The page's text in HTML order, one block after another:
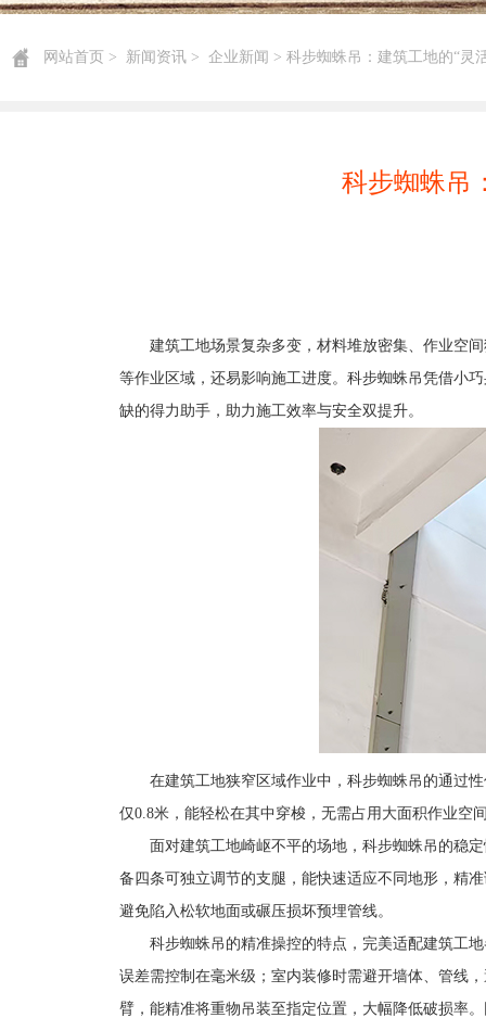
网站首页 > 新闻资讯 > 企业新闻 > 科步蜘蛛吊：建筑工地的“灵
科步蜘蛛吊
建筑工地场景复杂多变，材料堆放密集、作业空
等作业区域，还易影响施工进度。 科步蜘蛛吊凭借小
缺的得力助手，助力施工效率与安全双提升。
在建筑工地狭窄区域作业中，科步蜘蛛吊的通过
仅0.8米，能轻松在其中穿梭，无需占用大面积作业空
面对建筑工地崎岖不平的场地，科步蜘蛛吊的稳
备四条可独立调节的支腿，能快速适应不同地形，精
避免陷入松软地面或碾压损坏预埋管线。
科步蜘蛛吊 的精准操控的特点，完美适配建筑工
误差需控制在毫米级；室内装修时需避开墙体、管线
臂，能精准将重物吊装至指定位置，大幅降低破损率